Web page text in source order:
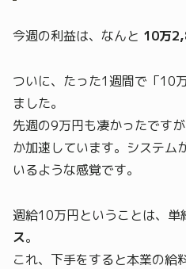
今週の利益は、なんと 10万
ついに、たった1週間で「10
ました。
先週の9万円も凄かったです
か加速しています。システム
いるような感覚です。
週給10万円ということは、単
ス。
これ、下手をすると本業の給